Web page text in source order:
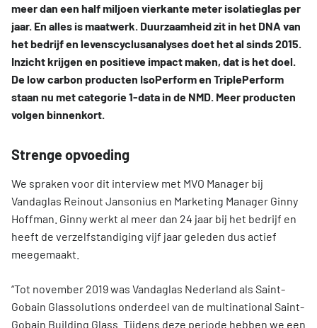
Niet-Nederlandse LCA's en EPD's in de NMD
Veelgestelde vragen over milieudata & LCA's
Vacatures
Tarieven
NMD Events
Persinformatie Nationale Milieudatabase
meer dan een half miljoen vierkante meter isolatieglas per
jaar. En alles is maatwerk. Duurzaamheid zit in het DNA van
het bedrijf en levenscyclusanalyses doet het al sinds 2015.
Inzicht krijgen en positieve impact maken, dat is het doel.
De low carbon producten IsoPerform en TriplePerform
staan nu met categorie 1-data in de NMD. Meer producten
volgen binnenkort.
Strenge opvoeding
We spraken voor dit interview met MVO Manager bij
Vandaglas Reinout Jansonius en Marketing Manager Ginny
Hoffman. Ginny werkt al meer dan 24 jaar bij het bedrijf en
heeft de verzelfstandiging vijf jaar geleden dus actief
meegemaakt.
“Tot november 2019 was Vandaglas Nederland als Saint-
Gobain Glassolutions onderdeel van de multinational Saint-
Gobain Building Glass. Tijdens deze periode hebben we een